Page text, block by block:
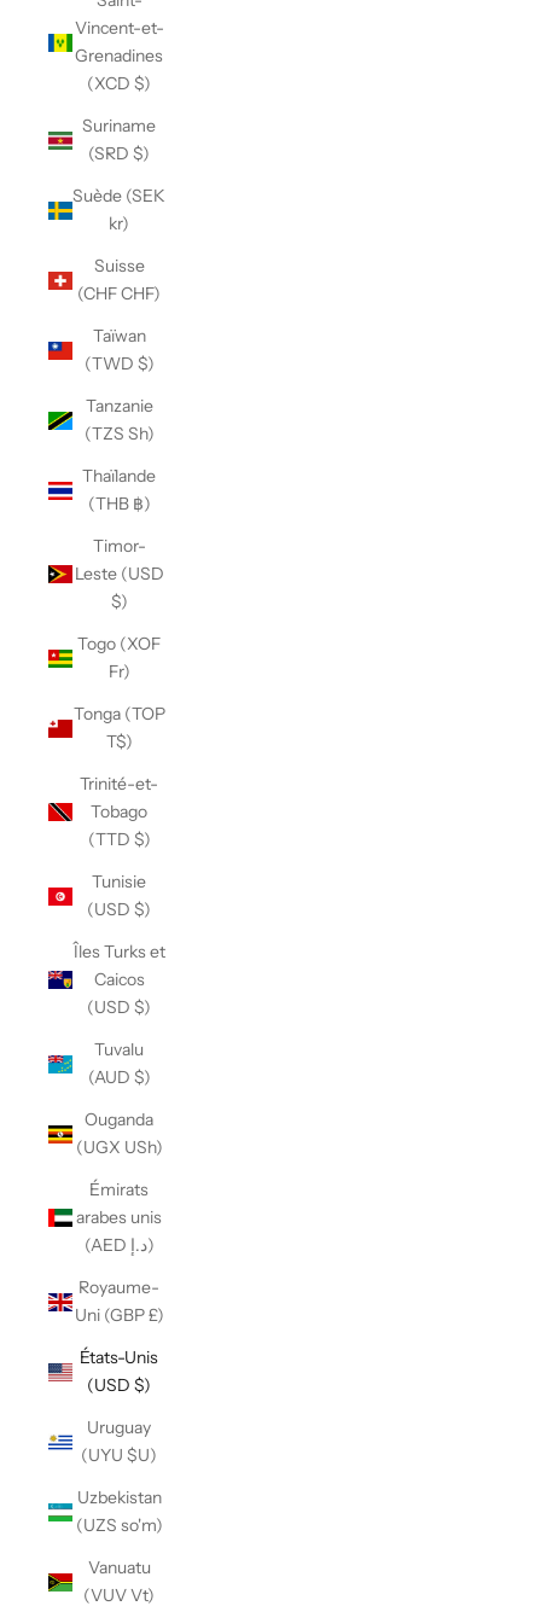
Vincent-et-
Grenadines
(XCD $)
Suriname
(SRD $)
Suède (SEK
kr)
Suisse
(CHF CHF)
Taïwan
(TWD $)
Tanzanie
(TZS Sh)
Thaïlande
(THB ฿)
Timor-
Leste (USD
$)
Togo (XOF
Fr)
Tonga (TOP
T$)
Trinité-et-
Tobago
(TTD $)
Tunisie
(USD $)
Îles Turks et
Caicos
(USD $)
Tuvalu
(AUD $)
Ouganda
(UGX USh)
Émirats
arabes unis
(AED د.إ)
Royaume-
Uni (GBP £)
États-Unis
(USD $)
Uruguay
(UYU $U)
Uzbekistan
(UZS so'm)
Vanuatu
(VUV Vt)